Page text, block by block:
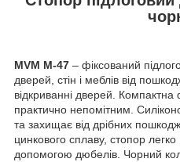
MVM M-47 – фіксований
дверей, стін і меблів від
відкриванні дверей.
практично непомітним.
та захищає від дрібних
цинкового сплаву, стопор легко
допомогою дюбелів. Чорний